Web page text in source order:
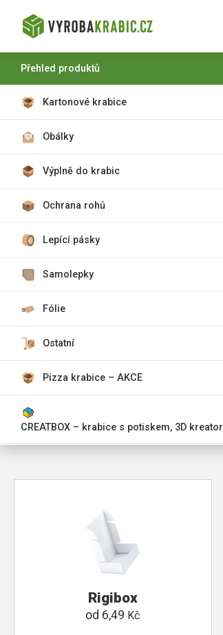
Přehled produktů
Kartonové krabice
Obálky
Výplně do krabic
Ochrana rohů
Lepící pásky
Samolepky
Fólie
Ostatní
Pizza krabice – AKCE
CREATBOX – krabice s potiskem, 3D kreator
Rigibox
od 6,49 Kč